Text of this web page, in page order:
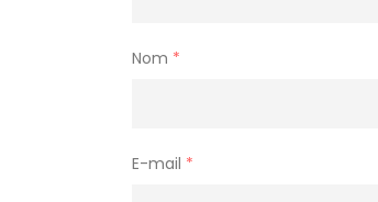
Nom *
E-mail *